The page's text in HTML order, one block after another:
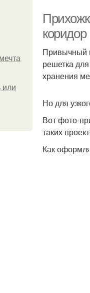
или
коридор
Привычный
решетка
хранения
Но для
Вот фото-
таких
Как